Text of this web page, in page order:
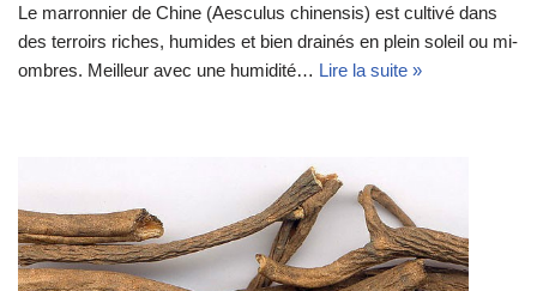
Le marronnier de Chine (Aesculus chinensis) est cultivé dans
des terroirs riches, humides et bien drainés en plein soleil ou mi-
ombres. Meilleur avec une humidité… Lire la suite »